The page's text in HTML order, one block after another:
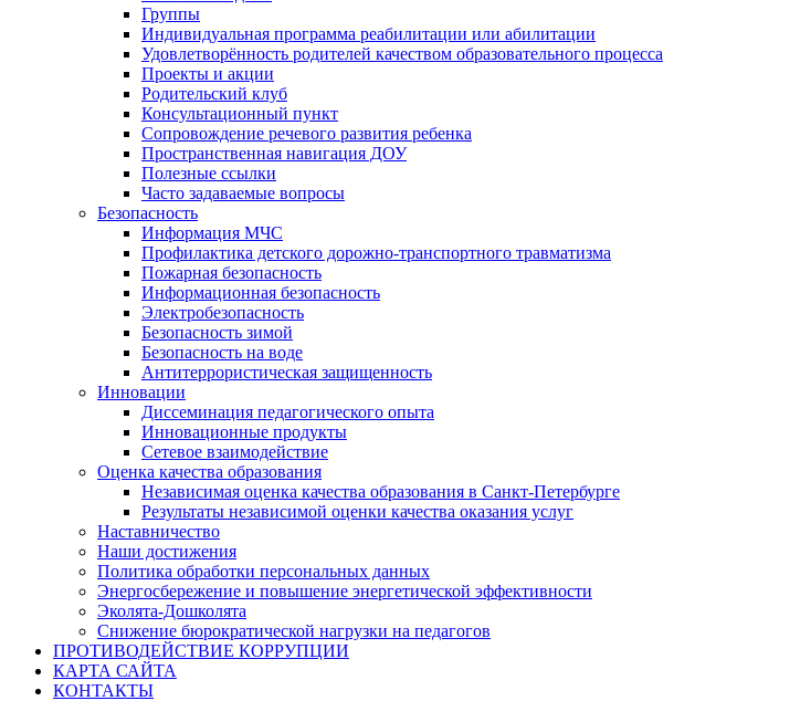
Группы
Индивидуальная программа реабилитации или абилитации
Удовлетворённость родителей качеством образовательного процесса
Проекты и акции
Родительский клуб
Консультационный пункт
Сопровождение речевого развития ребенка
Пространственная навигация ДОУ
Полезные ссылки
Часто задаваемые вопросы
Безопасность
Информация МЧС
Профилактика детского дорожно-транспортного травматизма
Пожарная безопасность
Информационная безопасность
Электробезопасность
Безопасность зимой
Безопасность на воде
Антитеррористическая защищенность
Инновации
Диссеминация педагогического опыта
Инновационные продукты
Сетевое взаимодействие
Оценка качества образования
Независимая оценка качества образования в Санкт-Петербурге
Результаты независимой оценки качества оказания услуг
Наставничество
Наши достижения
Политика обработки персональных данных
Энергосбережение и повышение энергетической эффективности
Эколята-Дошколята
Снижение бюрократической нагрузки на педагогов
ПРОТИВОДЕЙСТВИЕ КОРРУПЦИИ
КАРТА САЙТА
КОНТАКТЫ